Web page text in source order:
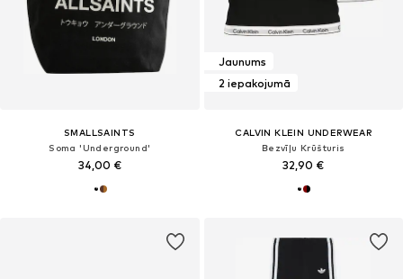
SMALLSAINTS
Soma 'Underground'
34,00 €
Jaunums
2 iepakojumā
CALVIN KLEIN UNDERWEAR
Bezvīļu Krūšturis
32,90 €